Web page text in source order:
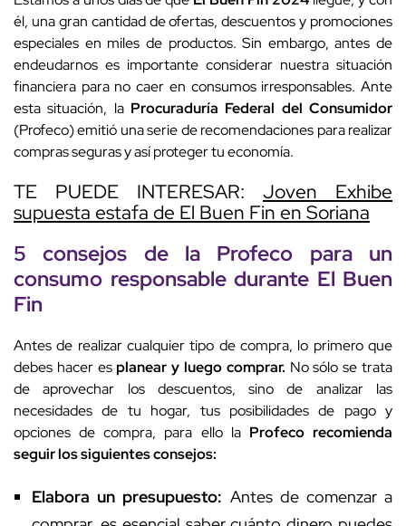
él, una gran cantidad de ofertas, descuentos y promociones
especiales en miles de productos. Sin embargo, antes de
endeudarnos es importante considerar nuestra situación
financiera para no caer en consumos irresponsables. Ante
esta situación, la Procuraduría Federal del Consumidor
(Profeco) emitió una serie de recomendaciones para realizar
compras seguras y así proteger tu economía.
TE PUEDE INTERESAR: Joven Exhibe
supuesta estafa de El Buen Fin en Soriana
5 consejos de la Profeco para un
consumo responsable durante El Buen
Fin
Antes de realizar cualquier tipo de compra, lo primero que
debes hacer esplanear y luego comprar. No sólo se trata
de aprovechar los descuentos, sino de analizar las
necesidades de tu hogar, tus posibilidades de pago y
opciones de compra, para ello la Profeco recomienda
seguir los siguientes consejos:
Elabora un presupuesto: Antes de comenzar a